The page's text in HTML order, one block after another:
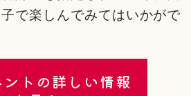
で楽しんでみてはいかがで
トの詳しい情報